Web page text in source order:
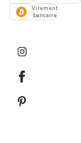
Virement
bancaire